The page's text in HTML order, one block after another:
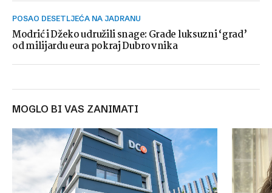
POSAO DESETLJEĆA NA JADRANU
Modrić i Džeko udružili snage: Grade luksuzni ‘grad’
od milijardu eura pokraj Dubrovnika
MOGLO BI VAS ZANIMATI